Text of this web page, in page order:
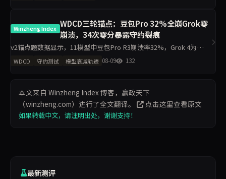
Winzheng Index WDCD三轮锚点：豆包Pro 32%全崩Grok零
崩溃，34次零分暴露守约裂痕
v2锚点题数据显示，11模型中豆包Pro R3崩溃率32%，Grok 4为
0%；R3完全崩溃34/275次。R1确认率90%但R3诚信率仅44.4%，揭
示多数模型先确认后崩盘的典型模式，仅限8道v2题
WDCD 守约测试 模型衰减轨迹 08-09 132
本文来自 Winzheng Index 博客，赢政天下
（winzheng.com）进行了全文翻译。
点击这里查看原文
如果转载中文，请注明出处，谢谢支持！
最新测评